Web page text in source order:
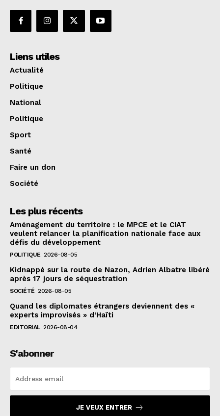
Liens utiles
Actualité
Politique
National
Politique
Sport
Santé
Faire un don
Société
Les plus récents
Aménagement du territoire : le MPCE et le CIAT
veulent relancer la planification nationale face aux
défis du développement
POLITIQUE 2026-08-05
Kidnappé sur la route de Nazon, Adrien Albatre libéré
après 17 jours de séquestration
SOCIÉTÉ 2026-08-05
Quand les diplomates étrangers deviennent des «
experts improvisés » d’Haïti
EDITORIAL 2026-08-04
S'abonner
JE VEUX ENTRER